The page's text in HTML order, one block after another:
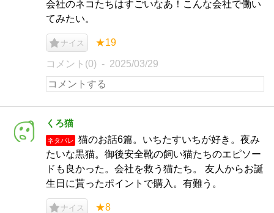
会社のネコたちはすごいなあ！こんな会社で働い
てみたい。
ナイス ★19
コメント(0) 2025/03/29
くろ猫
ネタバレ
猫のお話6篇。いちたすいちが好き。夜み
たいな黒猫。御後安全靴の飼い猫たちのエピソー
ドも良かった。会社を救う猫たち。 友人からお誕
生日に貰ったポイントで購入。有難う。
ナイス ★8